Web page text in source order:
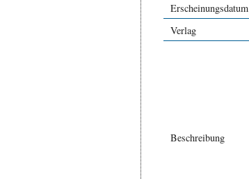
Erscheinungsdatum
Verlag
Beschreibung